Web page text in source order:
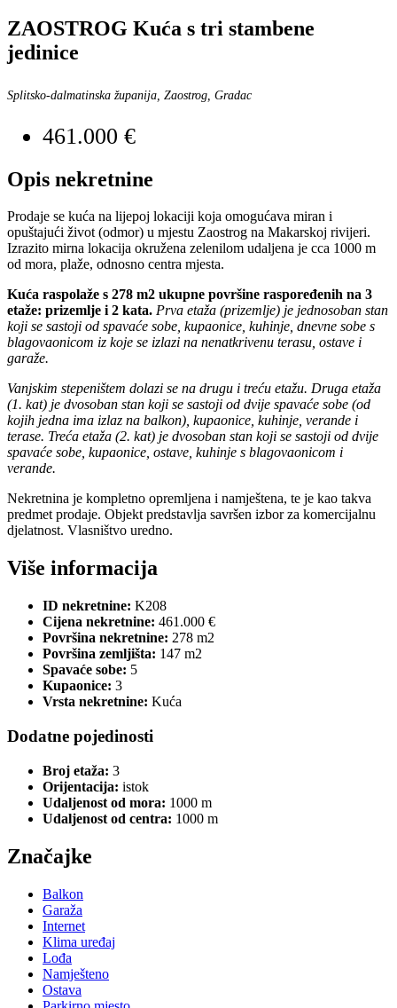
ZAOSTROG Kuća s tri stambene
jedinice
Splitsko-dalmatinska županija, Zaostrog, Gradac
461.000 €
Opis nekretnine
Prodaje se kuća na lijepoj lokaciji koja omogućava miran i
opuštajući život (odmor) u mjestu Zaostrog na Makarskoj rivijeri.
Izrazito mirna lokacija okružena zelenilom udaljena je cca 1000 m
od mora, plaže, odnosno centra mjesta.
Kuća raspolaže s 278 m2 ukupne površine raspoređenih na 3
etaže: prizemlje i 2 kata. Prva etaža (prizemlje) je jednosoban stan
koji se sastoji od spavaće sobe, kupaonice, kuhinje, dnevne sobe s
blagovaonicom iz koje se izlazi na nenatkrivenu terasu, ostave i
garaže.
Vanjskim stepeništem dolazi se na drugu i treću etažu. Druga etaža
(1. kat) je dvosoban stan koji se sastoji od dvije spavaće sobe (od
kojih jedna ima izlaz na balkon), kupaonice, kuhinje, verande i
terase. Treća etaža (2. kat) je dvosoban stan koji se sastoji od dvije
spavaće sobe, kupaonice, ostave, kuhinje s blagovaonicom i
verande.
Nekretnina je kompletno opremljena i namještena, te je kao takva
predmet prodaje. Objekt predstavlja savršen izbor za komercijalnu
djelatnost. Vlasništvo uredno.
Više informacija
ID nekretnine: K208
Cijena nekretnine: 461.000 €
Površina nekretnine: 278 m2
Površina zemljišta: 147 m2
Spavaće sobe: 5
Kupaonice: 3
Vrsta nekretnine: Kuća
Dodatne pojedinosti
Broj etaža: 3
Orijentacija: istok
Udaljenost od mora: 1000 m
Udaljenost od centra: 1000 m
Značajke
Balkon
Garaža
Internet
Klima uređaj
Lođa
Namješteno
Ostava